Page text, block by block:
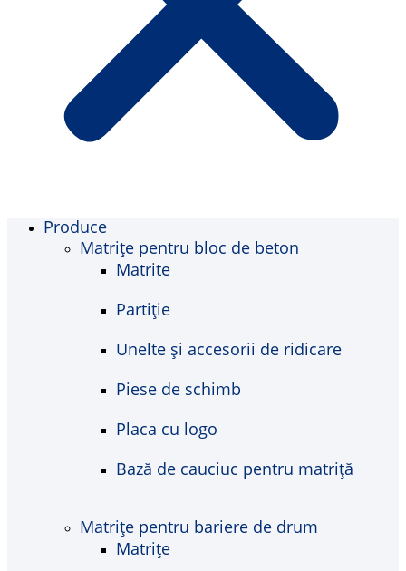
Produce
Matrițe pentru bloc de beton
Matrite
Partiție
Unelte și accesorii de ridicare
Piese de schimb
Placa cu logo
Bază de cauciuc pentru matriță
Matrițe pentru bariere de drum
Matrițe